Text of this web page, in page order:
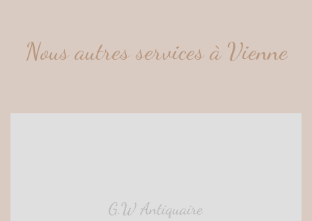
Nous autres services à Vienne